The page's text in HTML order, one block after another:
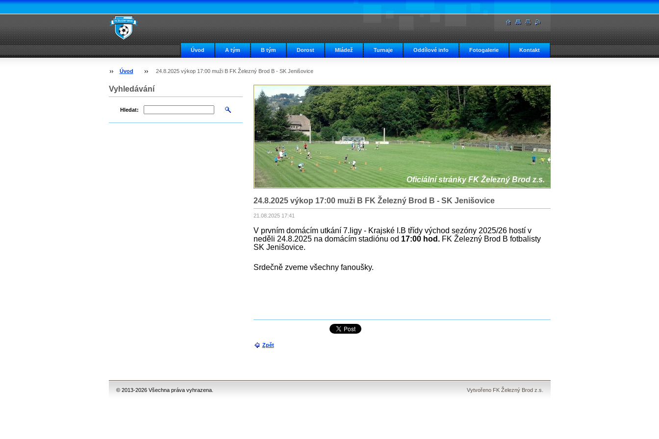
Úvod A tým B tým Dorost Mládež Turnaje Oddílové info Fotogalerie Kontakt
Úvod 24.8.2025 výkop 17:00 muži B FK Železný Brod B - SK Jenišovice
Oficiální stránky FK Železný Brod z.s.
24.8.2025 výkop 17:00 muži B FK Železný Brod B - SK Jenišovice
21.08.2025 17:41
V prvním domácím utkání 7.ligy - Krajské I.B třídy východ sezóny 2025/26hostí v
neděli 24.8.2025 na domácím stadiónu od 17:00 hod.FK Železný Brod B fotbalisty
SK Jenišovice.
Srdečně zveme všechny fanoušky.
Zpět
Vyhledávání
Hledat:
© 2013-2026 Všechna práva vyhrazena. Vytvořeno FK Železný Brod z.s.